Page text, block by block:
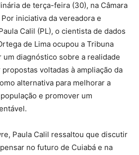
de terça-feira (30), na Câmara
iniciativa da vereadora e
Calil (PL), o cientista de dados
de Lima ocupou a Tribuna
um diagnóstico sobre a realidade
voltadas à ampliação da
alternativa para melhorar a
e promover um
Paula Calil ressaltou que discutir
no futuro de Cuiabá e na